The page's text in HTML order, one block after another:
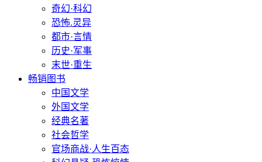
奇幻·科幻
恐怖.灵异
都市·言情
历史·军事
末世·重生
畅销图书
中国文学
外国文学
经典名著
社会哲学
官场商战·人生百态